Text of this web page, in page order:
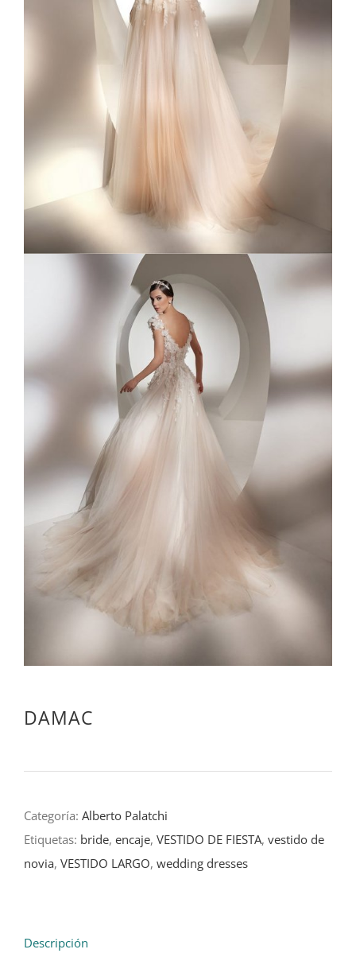
DAMAC
Categoría: Alberto Palatchi
Etiquetas: bride, encaje, VESTIDO DE FIESTA, vestido de
novia, VESTIDO LARGO, wedding dresses
Descripción